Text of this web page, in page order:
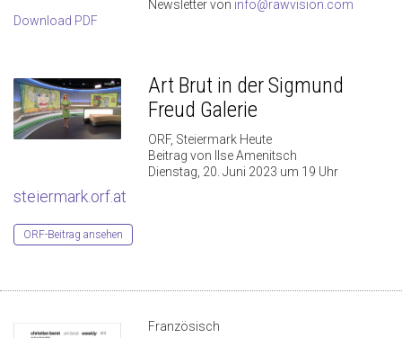
Newsletter von info@rawvision.com
Download PDF
Art Brut in der Sigmund
Freud Galerie
ORF, Steiermark Heute
Beitrag von Ilse Amenitsch
Dienstag, 20. Juni 2023 um 19 Uhr
steiermark.orf.at
ORF-Beitrag ansehen
Französisch